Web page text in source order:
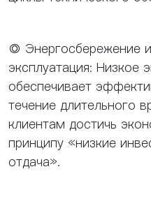
◎ Энергосбережение
эксплуатация: Низкое
обеспечивает
течение длительного
клиентам достичь
принципу «низкие
отдача».